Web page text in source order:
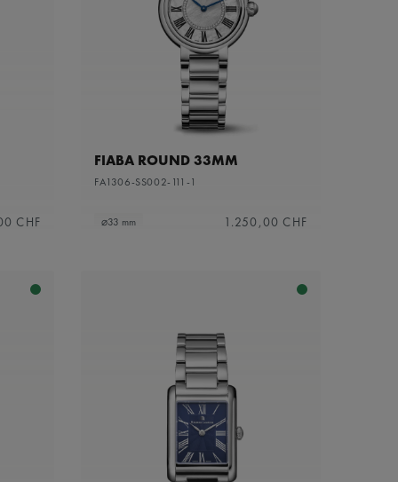
CHF
FIABA ROUND 33MM
FA1306-SS002-111-1
⌀33 mm 1.250,00 CHF